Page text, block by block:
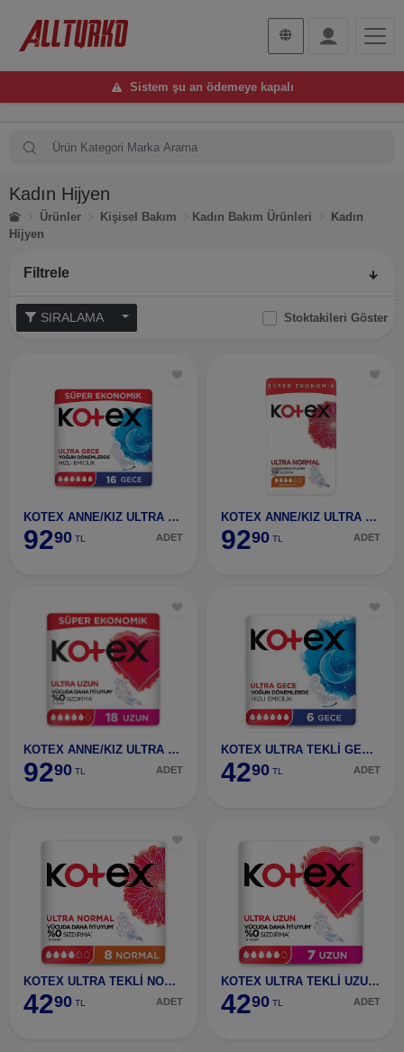
Sistem şu an ödemeye kapalı
Kadın Hijyen
Ürünler Kişisel Bakım Kadın Bakım Ürünleri
Kadın
Hijyen
Filtrele
Stoktakileri Göster
KOTEX ANNE/KIZ ULTRA GECE 16 LI
9290 TL ADET
KOTEX ANNE/KIZ ULTRA NORMAL 24 LÜ
9290 TL ADET
KOTEX ANNE/KIZ ULTRA UZUN 18 Li
9290 TL ADET
KOTEX ULTRA TEKLİ GECE 6 LI
4290 TL ADET
KOTEX ULTRA TEKLİ NORMAL 8 Lİ
4290 TL ADET
KOTEX ULTRA TEKLİ UZUN 7 Lİ
4290 TL ADET